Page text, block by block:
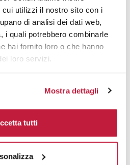
utilizzi il nostro sito con i
di analisi dei dati web,
i quali potrebbero combinarle
hai fornito loro o che hanno
loro servizi.
Mostra dettagli
tutti
da € 24,25
PREVENTIVO
Softshell Compass imbottito uomo eco, antivento, trapuntato
R237X